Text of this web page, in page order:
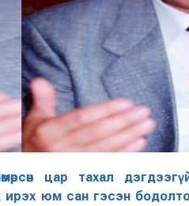
цар тахал
ирэх юм сан гэсэн